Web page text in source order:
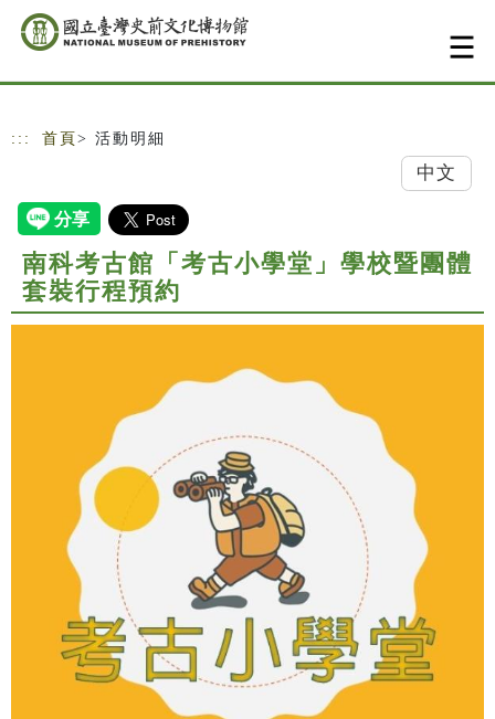
跳到主要內容
網站導覽
::: 首頁 > 活動明細
中文
南科考古館「考古小學堂」學校暨團體
套裝行程預約